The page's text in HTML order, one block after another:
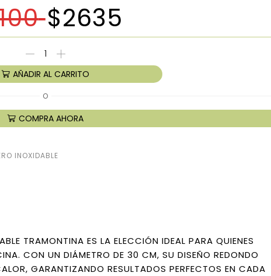
$2635
AÑADIR AL CARRITO
O
COMPRA AHORA
INOXIDABLE
TRAMONTINA ES LA ELECCIÓN IDEAL PARA QUIENES
CON UN DIÁMETRO DE 30 CM, SU DISEÑO REDONDO
GARANTIZANDO RESULTADOS PERFECTOS EN CADA